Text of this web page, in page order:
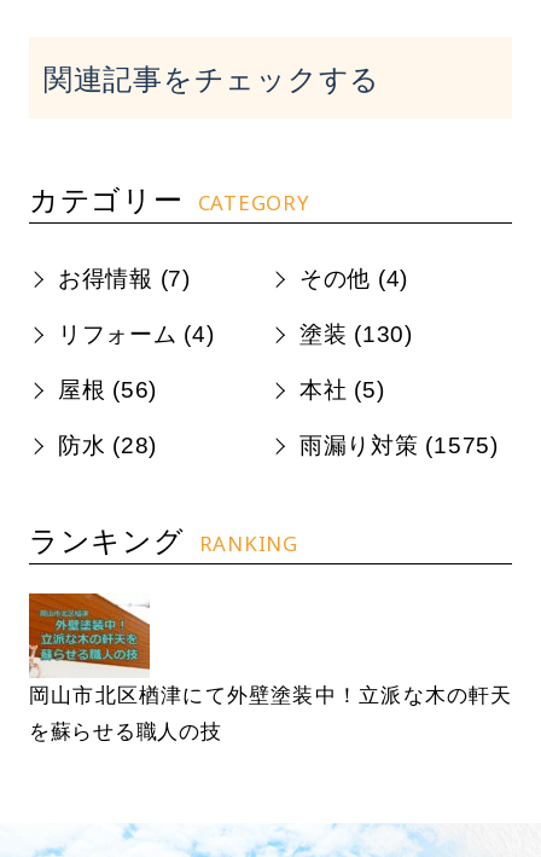
関連記事をチェックする
カテゴリー CATEGORY
お得情報 (7) その他 (4)
リフォーム (4) 塗装 (130)
屋根 (56) 本社 (5)
防水 (28) 雨漏り対策 (1575)
ランキング RANKING
岡山市北区楢津にて外壁塗装中！立派な木の軒天
を蘇らせる職人の技